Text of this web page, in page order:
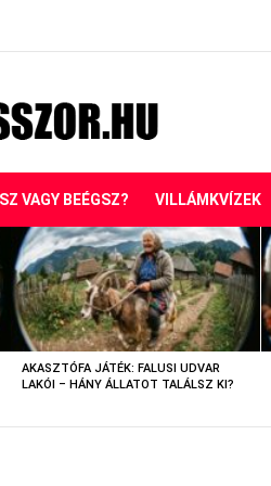
VAGY BEÉGSZ? VILLÁMKVÍZEK
AKASZTÓFA JÁTÉK: FALUSI UDVAR
LAKÓI – HÁNY ÁLLATOT TALÁLSZ KI?